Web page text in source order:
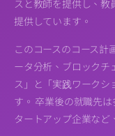
スと教師を提供し、教
提供しています。
このコースのコース計
ータ分析、ブロックチ
ス」と「実践ワークシ
す。 卒業後の就職先
タートアップ企業など